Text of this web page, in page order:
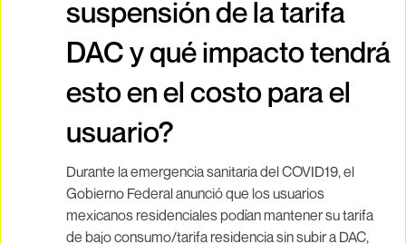
suspensión de la tarifa
DAC y qué impacto tendrá
esto en el costo para el
usuario?
Durante la emergencia sanitaria del COVID19, el
Gobierno Federal anunció que los usuarios
mexicanos residenciales podían mantener su tarifa
de bajo consumo/tarifa residencia sin subir a DAC,